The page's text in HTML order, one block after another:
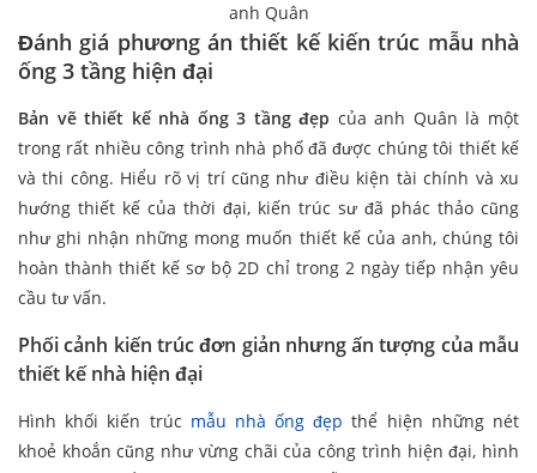
anh Quân
Đánh giá phương án thiết kế kiến trúc mẫu nhà
ống 3 tầng hiện đại
Bản vẽ thiết kế nhà ống 3 tầng đẹp của anh Quân là một
trong rất nhiều công trình nhà phố đã được chúng tôi thiết kế
và thi công. Hiểu rõ vị trí cũng như điều kiện tài chính và xu
hướng thiết kế của thời đại, kiến trúc sư đã phác thảo cũng
như ghi nhận những mong muốn thiết kế của anh, chúng tôi
hoàn thành thiết kế sơ bộ 2D chỉ trong 2 ngày tiếp nhận yêu
cầu tư vấn.
Phối cảnh kiến trúc đơn giản nhưng ấn tượng của mẫu
thiết kế nhà hiện đại
Hình khối kiến trúc mẫu nhà ống đẹp thể hiện những nét
khoẻ khoắn cũng như vừng chãi của công trình hiện đại, hình